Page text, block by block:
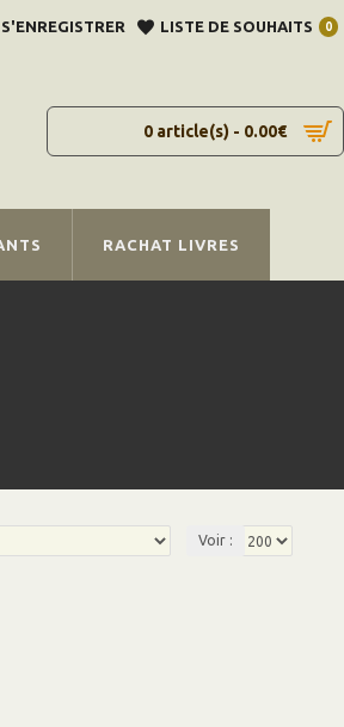
S'ENREGISTRER LISTE DE SOUHAITS 0
0 article(s) - 0.00€
RACHAT LIVRES
Voir :